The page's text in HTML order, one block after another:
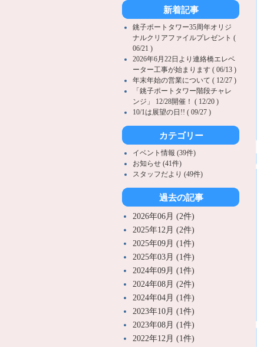
新着記事
銚子ポートタワー35周年オリジ
ナルクリアファイルプレゼント (
06/21 )
2026年6月22日より連絡橋エレベ
ーター工事が始まります ( 06/13 )
年末年始の営業について ( 12/27 )
「銚子ポートタワー階段チャレ
ンジ」 12/28開催！ ( 12/20 )
10/1は展望の日!! ( 09/27 )
カテゴリー
イベント情報 (39件)
お知らせ (41件)
スタッフだより (49件)
過去の記事
2026年06月 (2件)
2025年12月 (2件)
2025年09月 (1件)
2025年03月 (1件)
2024年09月 (1件)
2024年08月 (2件)
2024年04月 (1件)
2023年10月 (1件)
2023年08月 (1件)
2022年12月 (1件)